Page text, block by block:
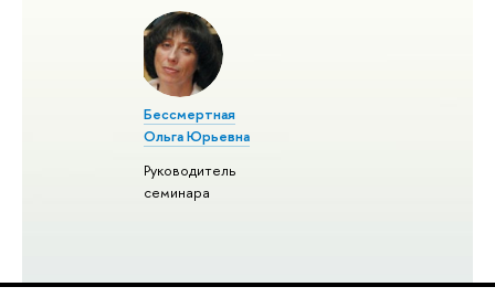
Бессмертная
Ольга Юрьевна
Руководитель
семинара